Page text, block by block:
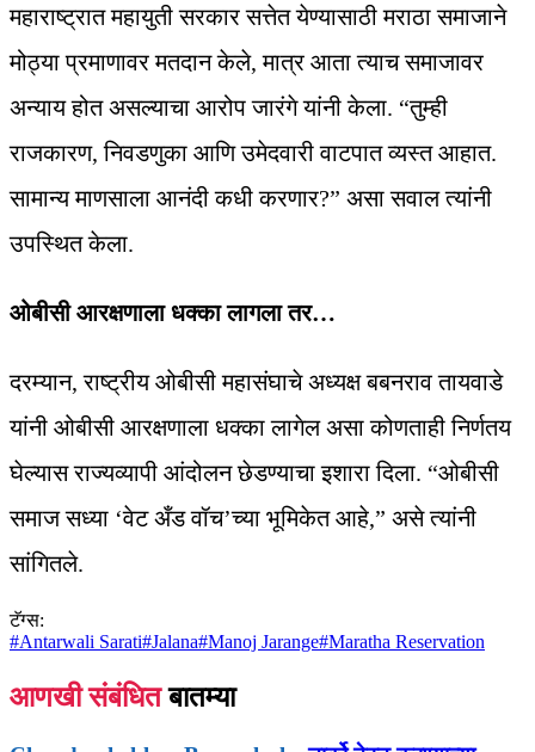
महाराष्ट्रात महायुती सरकार सत्तेत येण्यासाठी मराठा समाजाने
मोठ्या प्रमाणावर मतदान केले, मात्र आता त्याच समाजावर
अन्याय होत असल्याचा आरोप जारंगे यांनी केला. “तुम्ही
राजकारण, निवडणुका आणि उमेदवारी वाटपात व्यस्त आहात.
सामान्य माणसाला आनंदी कधी करणार?” असा सवाल त्यांनी
उपस्थित केला.
ओबीसी आरक्षणाला धक्का लागला तर…
दरम्यान, राष्ट्रीय ओबीसी महासंघाचे अध्यक्ष बबनराव तायवाडे
यांनी ओबीसी आरक्षणाला धक्का लागेल असा कोणताही निर्णतय
घेल्यास राज्यव्यापी आंदोलन छेडण्याचा इशारा दिला. “ओबीसी
समाज सध्या ‘वेट अँड वॉच’च्या भूमिकेत आहे,” असे त्यांनी
सांगितले.
टॅग्स:
#Antarwali Sarati#Jalana#Manoj Jarange#Maratha Reservation
आणखी संबंधित बातम्या